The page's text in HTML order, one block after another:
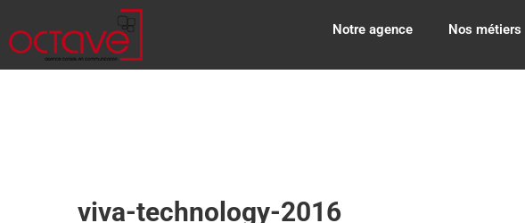
Notre agence Nos métiers
viva-technology-2016